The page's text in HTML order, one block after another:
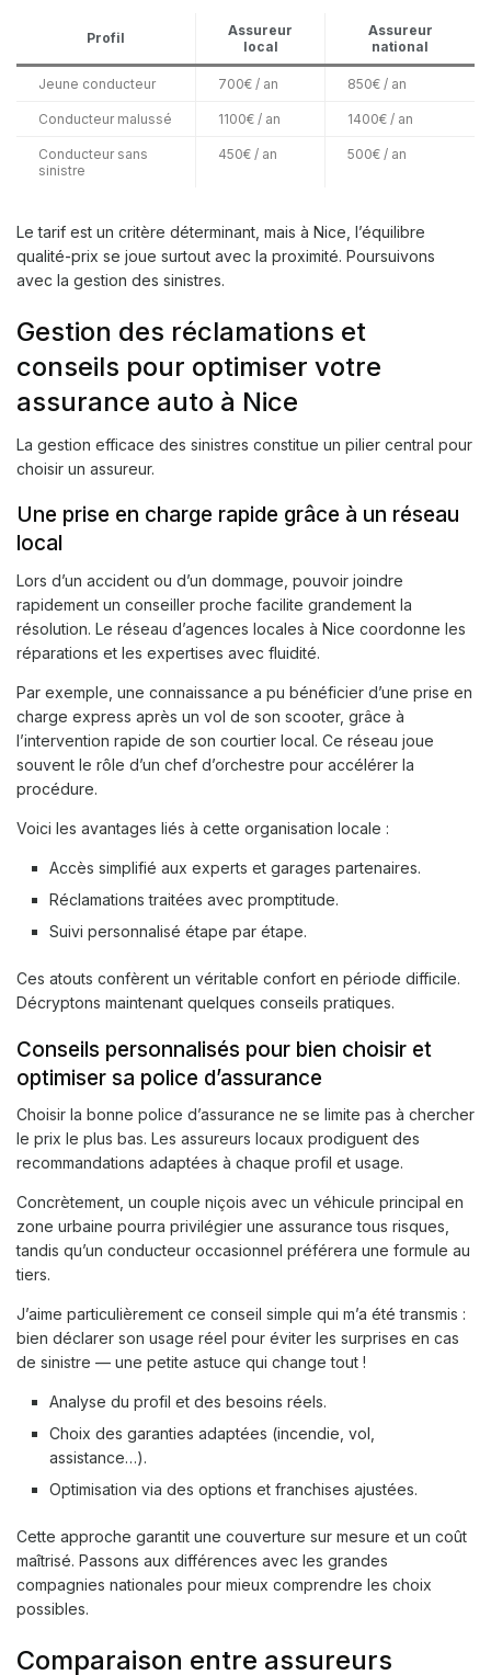
Profil
Assureur
local
Assureur
national
Jeune conducteur 700€ / an 850€ / an
Conducteur malussé 1100€ / an 1400€ / an
Conducteur sans
sinistre
450€ / an 500€ / an
Le tarif est un critère déterminant, mais à Nice, l’équilibre
qualité-prix se joue surtout avec la proximité. Poursuivons
avec la gestion des sinistres.
Gestion des réclamations et
conseils pour optimiser votre
assurance auto à Nice
La gestion efficace des sinistres constitue un pilier central pour
choisir un assureur.
Une prise en charge rapide grâce à un réseau
local
Lors d’un accident ou d’un dommage, pouvoir joindre
rapidement un conseiller proche facilite grandement la
résolution. Le réseau d’agences locales à Nice coordonne les
réparations et les expertises avec fluidité.
Par exemple, une connaissance a pu bénéficier d’une prise en
charge express après un vol de son scooter, grâce à
l’intervention rapide de son courtier local. Ce réseau joue
souvent le rôle d’un chef d’orchestre pour accélérer la
procédure.
Voici les avantages liés à cette organisation locale :
Accès simplifié aux experts et garages partenaires.
Réclamations traitées avec promptitude.
Suivi personnalisé étape par étape.
Ces atouts confèrent un véritable confort en période difficile.
Décryptons maintenant quelques conseils pratiques.
Conseils personnalisés pour bien choisir et
optimiser sa police d’assurance
Choisir la bonne police d’assurance ne se limite pas à chercher
le prix le plus bas. Les assureurs locaux prodiguent des
recommandations adaptées à chaque profil et usage.
Concrètement, un couple niçois avec un véhicule principal en
zone urbaine pourra privilégier une assurance tous risques,
tandis qu’un conducteur occasionnel préférera une formule au
tiers.
J’aime particulièrement ce conseil simple qui m’a été transmis :
bien déclarer son usage réel pour éviter les surprises en cas
de sinistre — une petite astuce qui change tout !
Analyse du profil et des besoins réels.
Choix des garanties adaptées (incendie, vol,
assistance…).
Optimisation via des options et franchises ajustées.
Cette approche garantit une couverture sur mesure et un coût
maîtrisé. Passons aux différences avec les grandes
compagnies nationales pour mieux comprendre les choix
possibles.
Comparaison entre assureurs